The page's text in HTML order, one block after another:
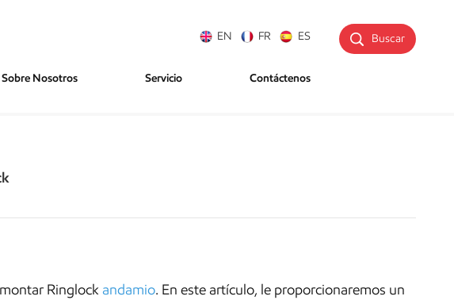
Buscar
EN FR ES
Sobre Nosotros Servicio Contáctenos
Ringlock andamio. En este artículo, le proporcionaremos un